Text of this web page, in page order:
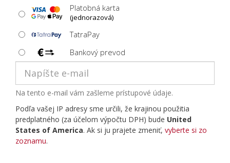
Platobná karta
(jednorazová)
TatraPay
Bankový prevod
Na tento e-mail vám zašleme prístupové údaje.
Podľa vašej IP adresy sme určili, že krajinou použitia
predplatného (za účelom výpočtu DPH) bude United
States of America. Ak si ju prajete zmeniť, vyberte si zo
zoznamu.